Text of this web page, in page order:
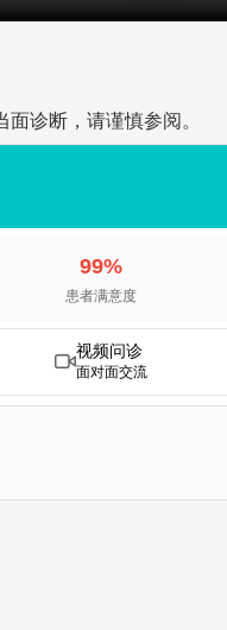
诊断，请谨慎参阅。
99%
患者满意度
视频问诊
面对面交流